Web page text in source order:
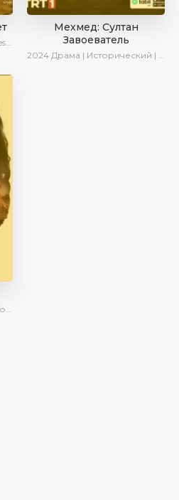
Мехмед: Султан
Завоеватель
2024 Драма | Исторический | AlisaDirilis | Сериалы 2024